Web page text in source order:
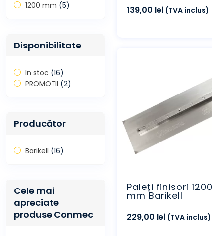
139,00 lei (TVA inclus)
Paleți finisori 1200
mm Barikell
229,00 lei (TVA inclus)
1200 mm (5)
Disponibilitate
In stoc (16)
PROMOTII (2)
Producător
Barikell (16)
Cele mai
apreciate
produse Conmec